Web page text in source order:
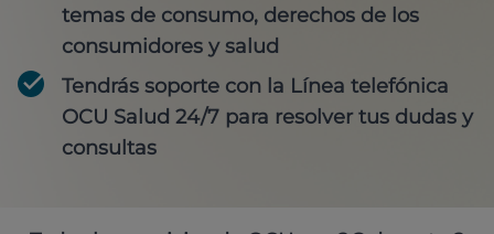
temas de consumo, derechos de los
consumidores y salud
Tendrás soporte con la Línea telefónica
OCU Salud 24/7 para resolver tus dudas y
consultas